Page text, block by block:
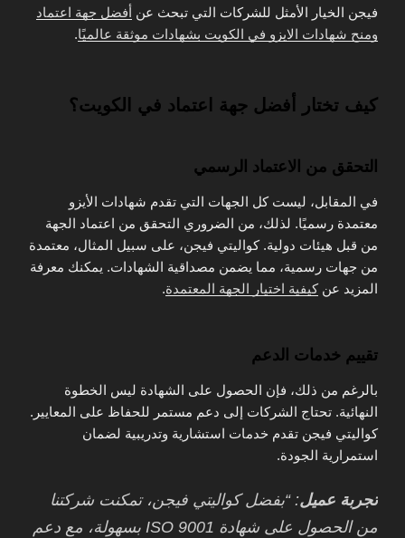
فيجن الخيار الأمثل للشركات التي تبحث عن أفضل جهة اعتماد
ومنح شهادات الايزو في الكويت بشهادات موثقة عالميًا.
كيف تختار أفضل جهة اعتماد في الكويت؟
التحقق من الاعتماد الرسمي
في المقابل، ليست كل الجهات التي تقدم شهادات الأيزو
معتمدة رسميًا. لذلك، من الضروري التحقق من اعتماد الجهة
من قبل هيئات دولية. كواليتي فيجن، على سبيل المثال، معتمدة
من جهات رسمية، مما يضمن مصداقية الشهادات. يمكنك معرفة
المزيد عنكيفية اختيار الجهة المعتمدة.
تقييم خدمات الدعم
بالرغم من ذلك، فإن الحصول على الشهادة ليس الخطوة
النهائية. تحتاج الشركات إلى دعم مستمر للحفاظ على المعايير.
كواليتي فيجن تقدم خدمات استشارية وتدريبية لضمان
استمرارية الجودة.
تجربة عميل: “بفضل كواليتي فيجن، تمكنت شركتنا
من الحصول على شهادة ISO 9001 بسهولة، مع دعم